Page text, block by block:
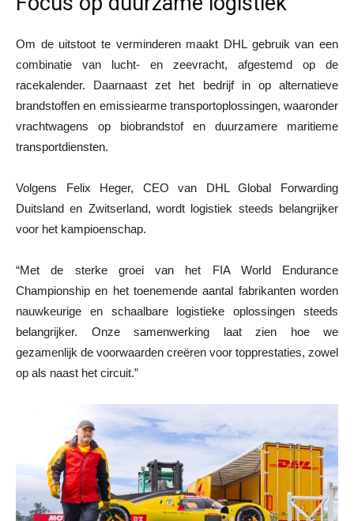
Om de uitstoot te verminderen maakt DHL gebruik van een
combinatie van lucht- en zeevracht, afgestemd op de
racekalender. Daarnaast zet het bedrijf in op alternatieve
brandstoffen en emissiearme transportoplossingen, waaronder
vrachtwagens op biobrandstof en duurzamere maritieme
transportdiensten.
Volgens Felix Heger, CEO van DHL Global Forwarding
Duitsland en Zwitserland, wordt logistiek steeds belangrijker
voor het kampioenschap.
“Met de sterke groei van het FIA World Endurance
Championship en het toenemende aantal fabrikanten worden
nauwkeurige en schaalbare logistieke oplossingen steeds
belangrijker. Onze samenwerking laat zien hoe we
gezamenlijk de voorwaarden creëren voor topprestaties, zowel
op als naast het circuit.”